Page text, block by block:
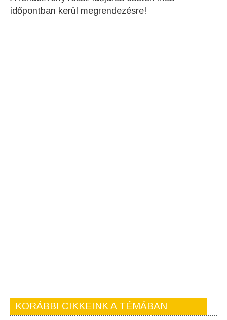
időpontban kerül megrendezésre!
KORÁBBI CIKKEINK A TÉMÁBAN